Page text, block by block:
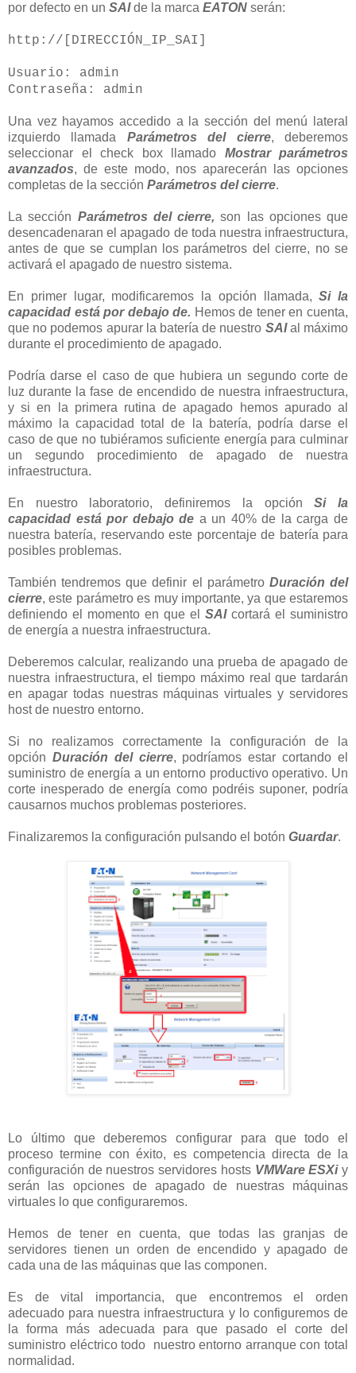
por defecto en un SAIde la marca EATON serán:
http://[DIRECCIÓN_IP_SAI]
Usuario: admin
Contraseña: admin
Una vez hayamos accedido a la sección del menú lateral
izquierdo llamada Parámetros del cierre, deberemos
seleccionar el check box llamado Mostrar parámetros
avanzados, de este modo, nos aparecerán las opciones
completas de la sección Parámetros del cierre.
La sección Parámetros del cierre, son las opciones que
desencadenaran el apagado de toda nuestra infraestructura,
antes de que se cumplan los parámetros del cierre, no se
activará el apagado de nuestro sistema.
En primer lugar, modificaremos la opción llamada,Si la
capacidad está por debajo de. Hemos de tener en cuenta,
que no podemos apurar la batería de nuestro SAIal máximo
durante el procedimiento de apagado.
Podría darse el caso de que hubiera un segundo corte de
luz durante la fase de encendido de nuestra infraestructura,
y si en la primera rutina de apagado hemos apurado al
máximo la capacidad total de la batería, podría darse el
caso de que no tubiéramos suficiente energía para culminar
un segundo procedimiento de apagado de nuestra
infraestructura.
En nuestro laboratorio, definiremos la opciónSi la
capacidad está por debajo de a un 40% de la carga de
nuestra batería, reservando este porcentaje de batería para
posibles problemas.
También tendremos que definir el parámetro Duración del
cierre, este parámetro es muy importante, ya que estaremos
definiendo el momento en que el SAI cortará el suministro
de energía a nuestra infraestructura.
Deberemos calcular, realizando una prueba de apagado de
nuestra infraestructura, el tiempo máximo real que tardarán
en apagar todas nuestras máquinas virtuales y servidores
host de nuestro entorno.
Si no realizamos correctamente la configuración de la
opción Duración del cierre, podríamos estar cortando el
suministro de energía a un entorno productivo operativo. Un
corte inesperado de energía como podréis suponer, podría
causarnos muchos problemas posteriores.
Finalizaremos la configuración pulsando el botón Guardar.
Lo último que deberemos configurar para que todo el
proceso termine con éxito, es competencia directa de la
configuración de nuestros servidores hosts VMWare ESXiy
serán las opciones de apagado de nuestras máquinas
virtuales lo que configuraremos.
Hemos de tener en cuenta, que todas las granjas de
servidores tienen un orden de encendido y apagado de
cada una de las máquinas que las componen.
Es de vital importancia, que encontremos el orden
adecuado para nuestra infraestructura y lo configuremos de
la forma más adecuada para que pasado el corte del
suministro eléctrico todo nuestro entorno arranque con total
normalidad.